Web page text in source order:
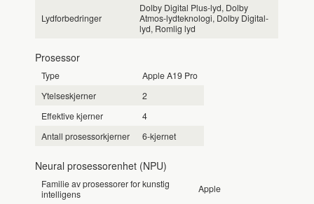
Lydforbedringer
Dolby Digital Plus-lyd, Dolby
Atmos-lydteknologi, Dolby Digital-
lyd, Romlig lyd
Prosessor
Type
Apple A19 Pro
Ytelseskjerner
2
Effektive kjerner
4
Antall prosessorkjerner
6-kjernet
Neural prosessorenhet (NPU)
Familie av prosessorer for kunstig
intelligens
Apple